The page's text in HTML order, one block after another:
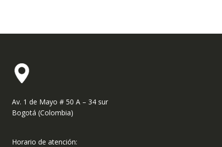
Av. 1 de Mayo # 50 A – 34 sur
Bogotá (Colombia)
Horario de atención: